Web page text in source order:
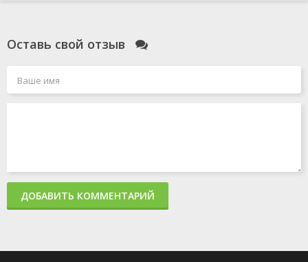
Оставь свой отзыв
ДОБАВИТЬ КОММЕНТАРИЙ